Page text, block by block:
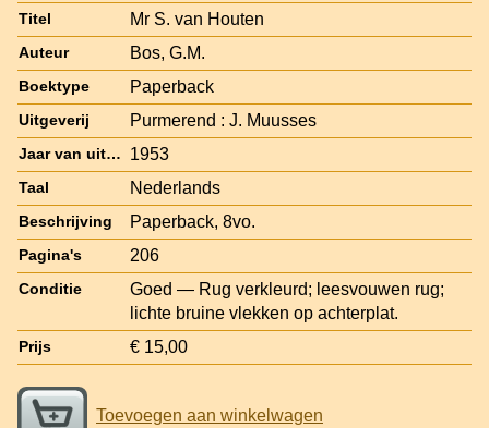
Titel Mr S. van Houten
Auteur Bos, G.M.
Boektype Paperback
Uitgeverij Purmerend : J. Muusses
Jaar van uitgave 1953
Taal Nederlands
Beschrijving Paperback, 8vo.
Pagina's 206
Conditie
Goed — Rug verkleurd; leesvouwen rug;
lichte bruine vlekken op achterplat.
Prijs € 15,00
Toevoegen aan winkelwagen